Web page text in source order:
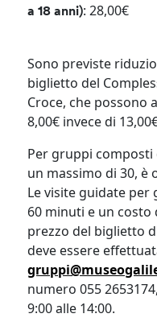
a 18 anni): 28,00€​
Sono previste
biglietto del
Croce, che possono
8,00€ invece di
Per gruppi composti
un massimo di 30, è
Le visite guidate
60 minuti e un costo
prezzo del biglietto
deve essere
numero 055
9:00 alle 14:00.